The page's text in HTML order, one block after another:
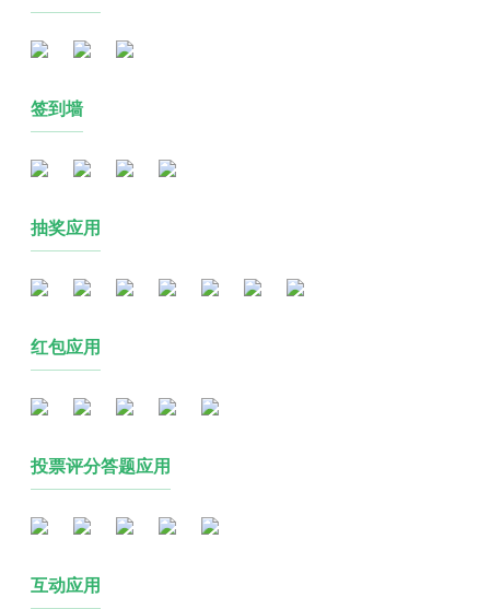
签到墙
抽奖应用
红包应用
投票评分答题应用
互动应用